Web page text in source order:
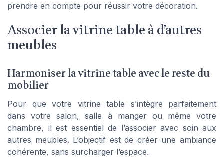
prendre en compte pour réussir votre décoration.
Associer la vitrine table à d’autres
meubles
Harmoniser la vitrine table avec le reste du
mobilier
Pour que votre vitrine table s’intègre parfaitement
dans votre salon, salle à manger ou même votre
chambre, il est essentiel de l’associer avec soin aux
autres meubles. L’objectif est de créer une ambiance
cohérente, sans surcharger l’espace.